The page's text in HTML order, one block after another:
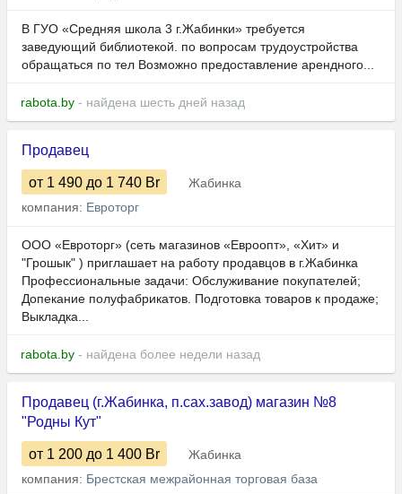
В ГУО «Средняя школа 3 г.Жабинки» требуется
заведующий библиотекой. по вопросам трудоустройства
обращаться по тел Возможно предоставление арендного...
rabota.by - найдена шесть дней назад
Продавец
от 1 490 до 1 740 Br
Жабинка
компания: Евроторг
ООО «Евроторг» (сеть магазинов «Евроопт», «Хит» и
"Грошык" ) приглашает на работу продавцов в г.Жабинка
Профессиональные задачи: Обслуживание покупателей;
Допекание полуфабрикатов. Подготовка товаров к продаже;
Выкладка...
rabota.by - найдена более недели назад
Продавец (г.Жабинка, п.сах.завод) магазин №8
"Родны Кут"
от 1 200 до 1 400 Br
Жабинка
компания: Брестская межрайонная торговая база